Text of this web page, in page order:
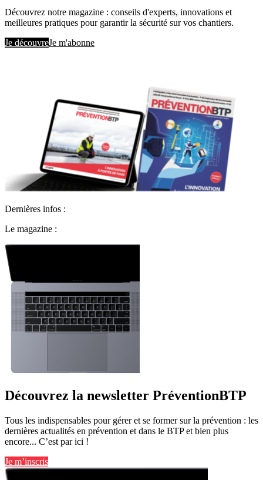
Découvrez notre magazine : conseils d'experts, innovations et
meilleures pratiques pour garantir la sécurité sur vos chantiers.
Je découvreJe m'abonne
Dernières infos :
Le magazine :
Découvrez la newsletter PréventionBTP
Tous les indispensables pour gérer et se former sur la prévention : les
dernières actualités en prévention et dans le BTP et bien plus
encore... C’est par ici !
Je m’inscris